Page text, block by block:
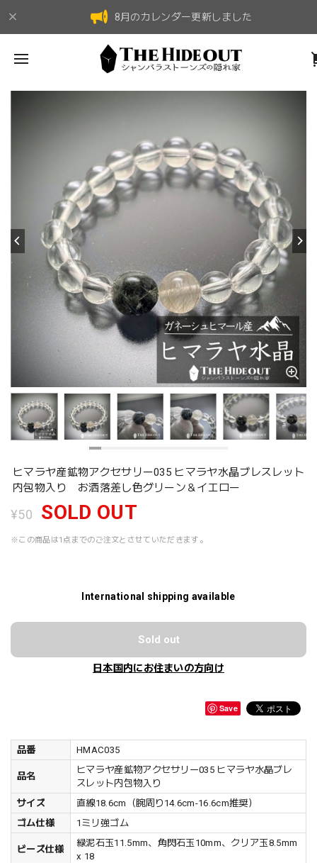
8月のカレンダー更新しました
ヒマラヤ産鉱物アクセサリー035 ヒマラヤ水晶ブレスレット
内包物入り お洒落差し色グリーン＆イエロー
¥50 SOLD OUT
※この商品は1点までのご注文とさせていただきます。
International shipping available
Sold out
日本国内にお住まいの方向け
Save
品番 HMAC035
品名
ヒマラヤ産鉱物アクセサリー035 ヒマラヤ水晶ブレ
スレット内包物入り
サイズ
直線18.6cm（腕周り14.6cm-16.6cm推奨）
ゴム仕様
1ミリ強ゴム
ビーズ仕様
緑泥石玉11.5mm、角閃石玉10mm、クリア玉8.5mm
x 18